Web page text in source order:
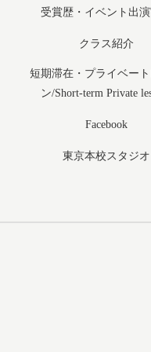
受賞歴・イベント出
クラス紹介
短期滞在・プライベー
ン/Short-term Private
Facebook
東京本校スタジオ